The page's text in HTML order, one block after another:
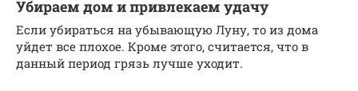
Убираем дом и привлекаем удачу
Если убираться на убывающую Луну, то из дома
уйдет все плохое. Кроме этого, считается, что в
данный период грязь лучше уходит.